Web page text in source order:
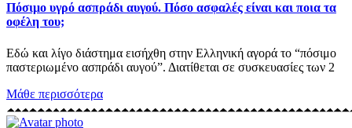
Πόσιμο υγρό ασπράδι αυγού. Πόσο ασφαλές είναι και ποια τα
οφέλη του;
Εδώ και λίγο διάστημα εισήχθη στην Ελληνική αγορά το “πόσιμο
παστεριωμένο ασπράδι αυγού”. Διατίθεται σε συσκευασίες των 2
Μάθε περισσότερα